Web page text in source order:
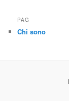
PAG
Chi sono